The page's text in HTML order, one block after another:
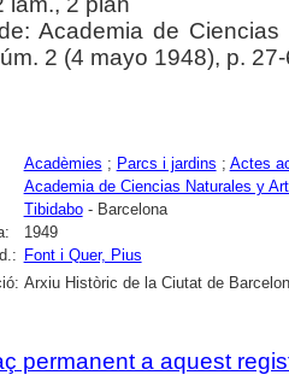
Academia de
2 (4 mayo 1948), p.
Acadèmies ; Parcs i jardins ; Actes
Academia de Ciencias Naturales y
Tibidabo- Barcelona
1949
Font i Quer, Pius
Arxiu Històric de la Ciutat de
permanent a aquest